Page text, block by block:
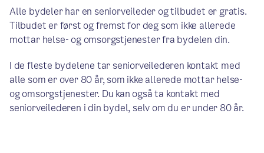
Alle bydeler har en seniorveileder og tilbudet er gratis.
Tilbudet er først og fremst for deg som ikke allerede
mottar helse- og omsorgstjenester fra bydelen din.
I de fleste bydelene tar seniorveilederen kontakt med
alle som er over 80 år, som ikke allerede mottar helse-
og omsorgstjenester. Du kan også ta kontakt med
seniorveilederen i din bydel, selv om du er under 80 år.